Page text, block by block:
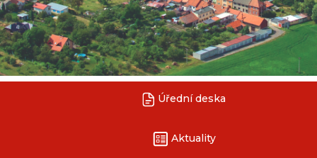
Úřední deska
Aktuality